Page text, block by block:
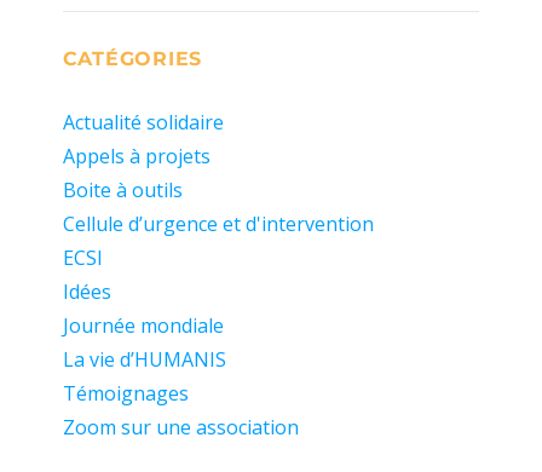
CATÉGORIES
Actualité solidaire
Appels à projets
Boite à outils
Cellule d’urgence et d'intervention
ECSI
Idées
Journée mondiale
La vie d’HUMANIS
Témoignages
Zoom sur une association